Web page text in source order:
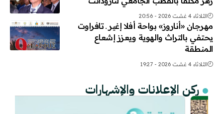
الثلاثاء 4 غشت 2026 - 20:56
مهرجان «أناروز» بواحة أفلا إغير ـ تافراوت
يحتفي بالتراث والهوية ويعزز إشعاع
المنطقة
الثلاثاء 4 غشت 2026 - 19:27
ركن الإعلانات والإشهارات